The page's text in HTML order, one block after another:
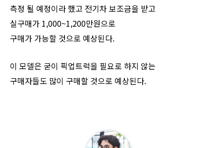
측정 될 예정이라 했고 전기차 보조금을 받고
실구매가 1,000~1,200만원으로
구매가 가능할 것으로 예상된다.
이 모델은 굳이 픽업트럭을 필요로 하지 않는
구매자들도 많이 구매할 것으로 예상된다.